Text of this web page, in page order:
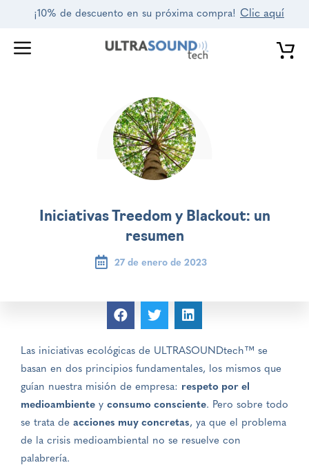
contenido
¡10% de descuento en su próxima compra! Clic aquí
Iniciativas Treedom y Blackout: un
resumen
27 de enero de 2023
Las iniciativas ecológicas de ULTRASOUNDtech™ se
basan en dos principios fundamentales, los mismos que
guían nuestra misión de empresa: respeto por el
medioambiente y consumo consciente. Pero sobre todo
se trata de acciones muy concretas, ya que el problema
de la crisis medioambiental no se resuelve con
palabrería.